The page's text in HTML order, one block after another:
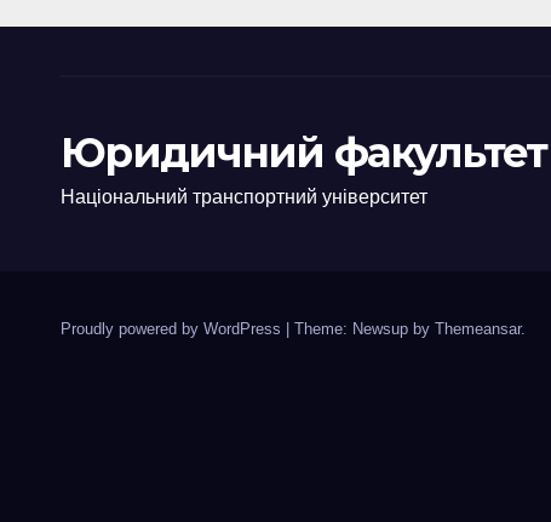
Юридичний
Національний транспортний університет
Proudly powered by WordPress Theme: Newsup by Themeansar.